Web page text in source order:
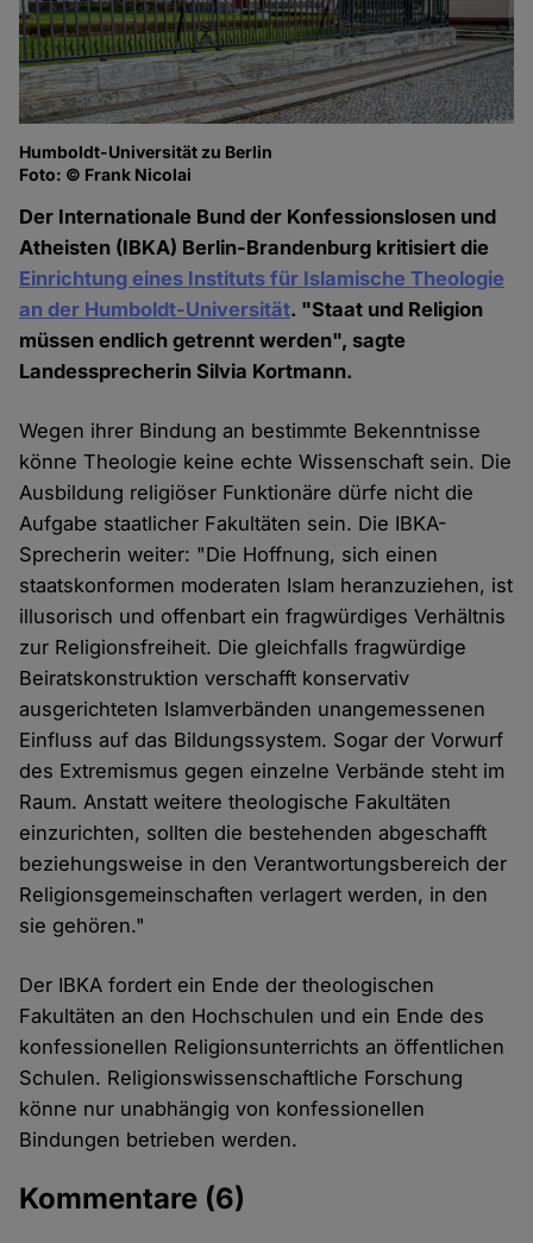
Humboldt-Universität zu Berlin
Foto: © Frank Nicolai
Der Internationale Bund der Konfessionslosen und
Atheisten (IBKA) Berlin-Brandenburg kritisiert die
Einrichtung eines Instituts für Islamische Theologie
an der Humboldt-Universität. "Staat und Religion
müssen endlich getrennt werden", sagte
Landessprecherin Silvia Kortmann.
Wegen ihrer Bindung an bestimmte Bekenntnisse
könne Theologie keine echte Wissenschaft sein. Die
Ausbildung religiöser Funktionäre dürfe nicht die
Aufgabe staatlicher Fakultäten sein. Die IBKA-
Sprecherin weiter: "Die Hoffnung, sich einen
staatskonformen moderaten Islam heranzuziehen, ist
illusorisch und offenbart ein fragwürdiges Verhältnis
zur Religionsfreiheit. Die gleichfalls fragwürdige
Beiratskonstruktion verschafft konservativ
ausgerichteten Islamverbänden unangemessenen
Einfluss auf das Bildungssystem. Sogar der Vorwurf
des Extremismus gegen einzelne Verbände steht im
Raum. Anstatt weitere theologische Fakultäten
einzurichten, sollten die bestehenden abgeschafft
beziehungsweise in den Verantwortungsbereich der
Religionsgemeinschaften verlagert werden, in den
sie gehören."
Der IBKA fordert ein Ende der theologischen
Fakultäten an den Hochschulen und ein Ende des
konfessionellen Religionsunterrichts an öffentlichen
Schulen. Religionswissenschaftliche Forschung
könne nur unabhängig von konfessionellen
Bindungen betrieben werden.
Kommentare (6)